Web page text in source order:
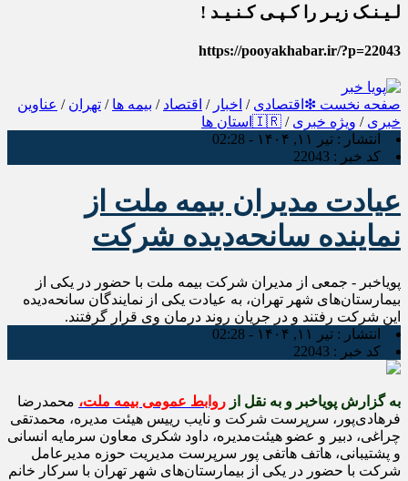
لـیـنـک زیـر را کـپـی کـنـیـد !
https://pooyakhabar.ir/?p=22043
صفحه نخست ❇اقتصادی / اخبار / اقتصاد / بیمه ها / تهران / عناوین
خبری / ویژه خبری / 🇮🇷استان ها
انتشار : تیر ۱۱, ۱۴۰۴ - 02:28
کد خبر : 22043
عیادت مدیران بیمه ملت از
نماینده سانحه‌دیده شرکت
پویاخبر - جمعی از مدیران شرکت بیمه ملت با حضور در یکی از
بیمارستان‌های شهر تهران، به عیادت یکی از نمایندگان سانحه‌دیده
این شرکت رفتند و در جریان روند درمان وی قرار گرفتند.
انتشار : تیر ۱۱, ۱۴۰۴ - 02:28
کد خبر : 22043
به گزارش پویاخبر و به نقل از روابط عمومی بیمه ملت، محمدرضا
فرهادی‌پور، سرپرست شرکت و نایب رییس هیئت مدیره، محمدتقی
چراغی، دبیر و عضو هیئت‌مدیره، داود شکری معاون سرمایه انسانی
و پشتیبانی، هاتف هاتفی پور سرپرست مدیریت حوزه مدیرعامل
شرکت با حضور در یکی از بیمارستان‌های شهر تهران با سرکار خانم